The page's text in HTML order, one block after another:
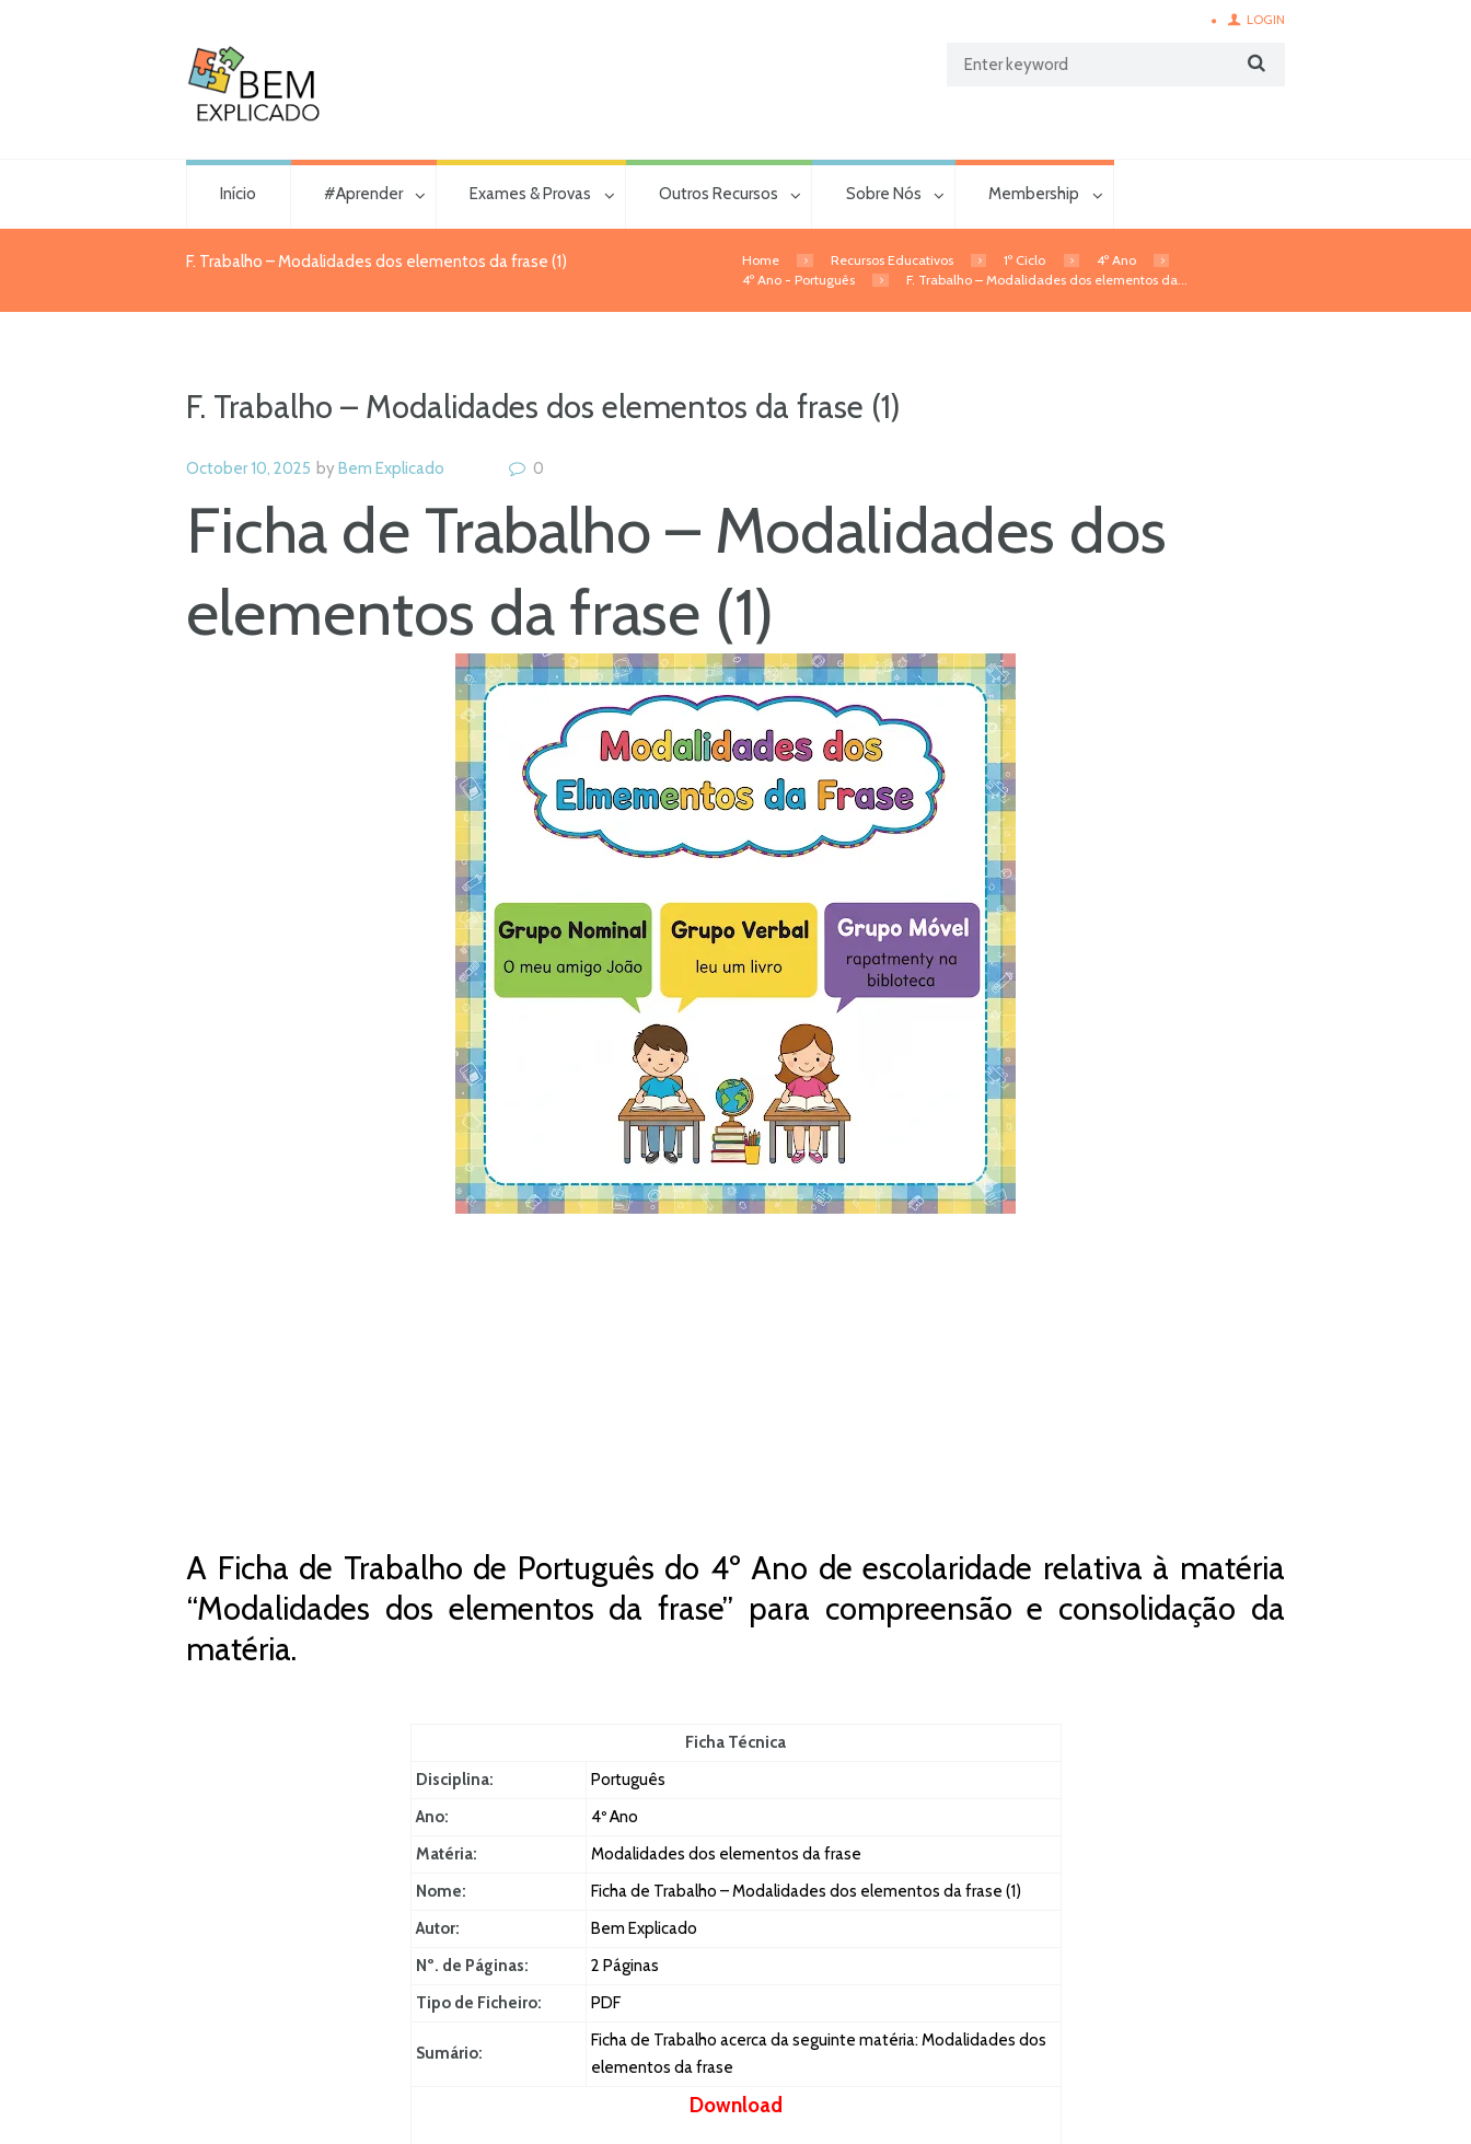
LOGIN
Início #Aprender Exames & Provas Outros Recursos Sobre Nós Membership
F. Trabalho – Modalidades dos elementos da frase (1) Home Recursos Educativos 1º Ciclo
4º Ano
4º Ano - Português
F. Trabalho – Modalidades dos elementos da...
F. Trabalho – Modalidades dos elementos da frase (1)
October 10, 2025 byBem Explicado 0
Ficha de Trabalho – Modalidades dos
elementos da frase (1)
A Ficha de Trabalho de Português do 4º Ano de escolaridade relativa à matéria
“Modalidades dos elementos da frase” para compreensão e consolidação da
matéria.
Ficha Técnica
Disciplina:
Português
Ano:
4º Ano
Matéria:
Modalidades dos elementos da frase
Nome:
Ficha de Trabalho – Modalidades dos elementos da frase (1)
Autor:
Bem Explicado
Nº. de Páginas:
2 Páginas
Tipo de Ficheiro:
PDF
Sumário:
Ficha de Trabalho acerca da seguinte matéria: Modalidades dos
elementos da frase
Download